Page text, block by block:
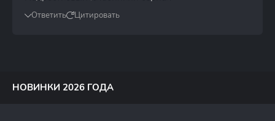
Ответить Цитировать
НОВИНКИ 2026 ГОДА